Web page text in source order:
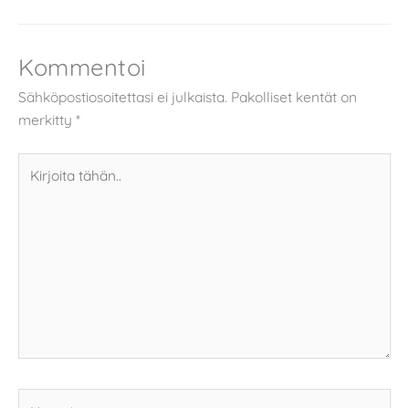
Kommentoi
Sähköpostiosoitettasi ei julkaista. Pakolliset kentät on
merkitty *
tähän..